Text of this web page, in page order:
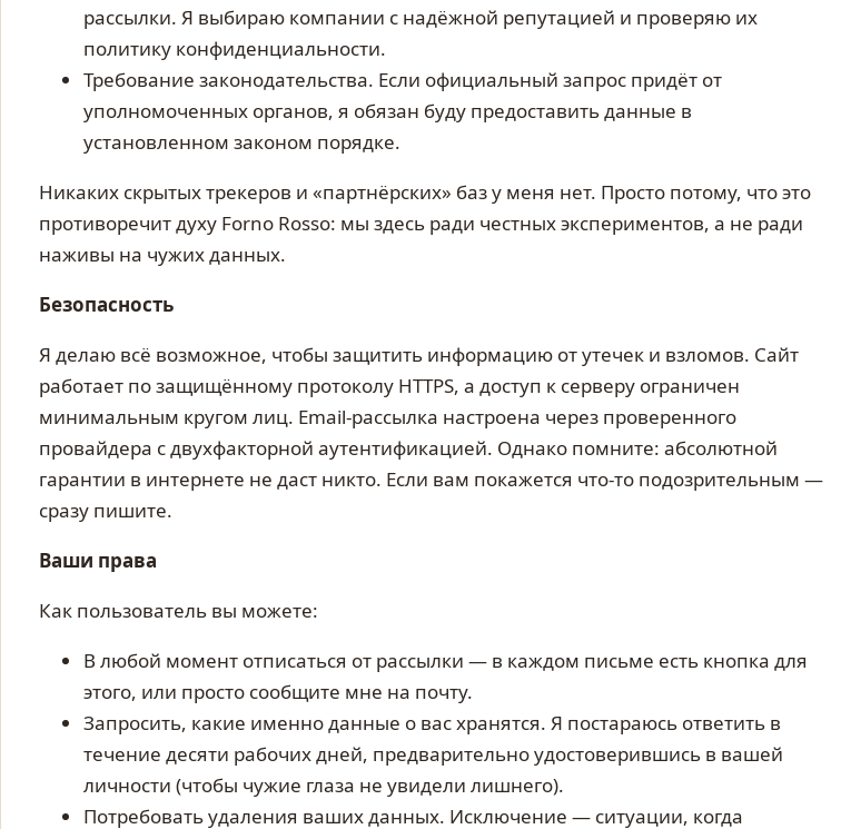
рассылки. Я выбираю компании с надёжной репутацией и проверяю их
политику конфиденциальности.
Требование законодательства. Если официальный запрос придёт от
уполномоченных органов, я обязан буду предоставить данные в
установленном законом порядке.
Никаких скрытых трекеров и «партнёрских» баз у меня нет. Просто потому, что это
противоречит духу Forno Rosso: мы здесь ради честных экспериментов, а не ради
наживы на чужих данных.
Безопасность
Я делаю всё возможное, чтобы защитить информацию от утечек и взломов. Сайт
работает по защищённому протоколу HTTPS, а доступ к серверу ограничен
минимальным кругом лиц. Email-рассылка настроена через проверенного
провайдера с двухфакторной аутентификацией. Однако помните: абсолютной
гарантии в интернете не даст никто. Если вам покажется что-то подозрительным —
сразу пишите.
Ваши права
Как пользователь вы можете:
В любой момент отписаться от рассылки — в каждом письме есть кнопка для
этого, или просто сообщите мне на почту.
Запросить, какие именно данные о вас хранятся. Я постараюсь ответить в
течение десяти рабочих дней, предварительно удостоверившись в вашей
личности (чтобы чужие глаза не увидели лишнего).
Потребовать удаления ваших данных. Исключение — ситуации, когда